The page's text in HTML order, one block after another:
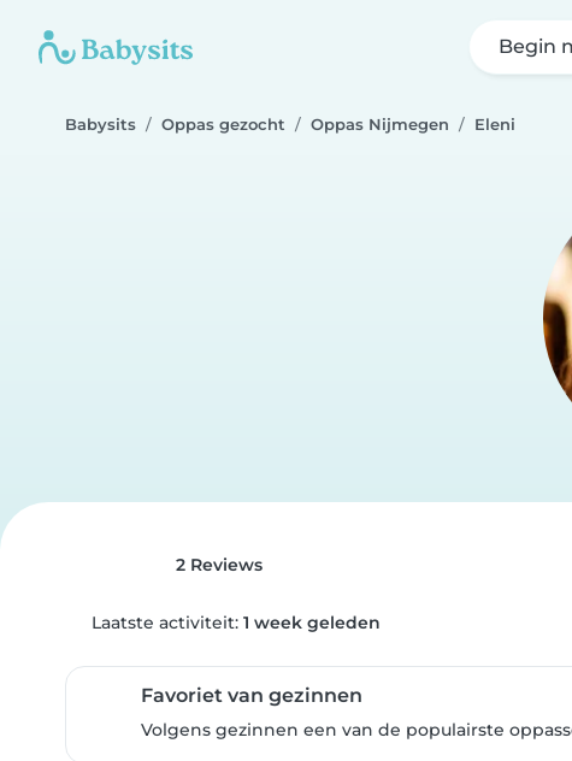
Begin
Babysits Oppas gezocht Oppas Nijmegen Eleni
2 Reviews
Laatste activiteit: 1 week geleden
Favoriet van gezinnen
Volgens gezinnen een van de populairste